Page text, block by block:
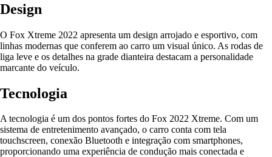
Design
O Fox Xtreme 2022 apresenta um design arrojado e esportivo, com
linhas modernas que conferem ao carro um visual único. As rodas de
liga leve e os detalhes na grade dianteira destacam a personalidade
marcante do veículo.
Tecnologia
A tecnologia é um dos pontos fortes do Fox 2022 Xtreme. Com um
sistema de entretenimento avançado, o carro conta com tela
touchscreen, conexão Bluetooth e integração com smartphones,
proporcionando uma experiência de condução mais conectada e